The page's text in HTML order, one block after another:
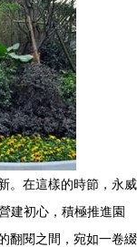
。在這樣的時節，永威
建初心，積極推進園
翻閱之間，宛如一卷綴